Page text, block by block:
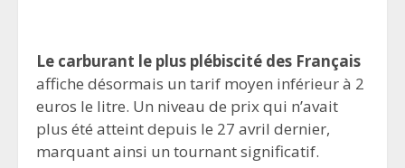
Le carburant le plus plébiscité des Français
affiche désormais un tarif moyen inférieur à 2
euros le litre. Un niveau de prix qui n’avait
plus été atteint depuis le 27 avril dernier,
marquant ainsi un tournant significatif.